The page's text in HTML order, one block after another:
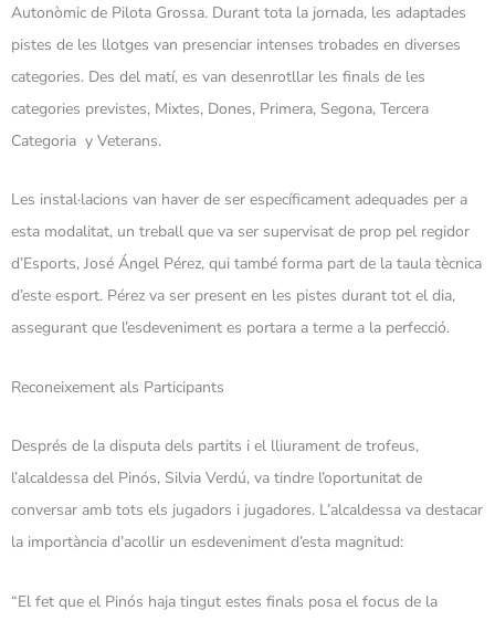
Autonòmic de Pilota Grossa. Durant tota la jornada, les adaptades
pistes de les llotges van presenciar intenses trobades en diverses
categories. Des del matí, es van desenrotllar les finals de les
categories previstes, Mixtes, Dones, Primera, Segona, Tercera
Categoria y Veterans.
Les instal·lacions van haver de ser específicament adequades per a
esta modalitat, un treball que va ser supervisat de prop pel regidor
d’Esports, José Ángel Pérez, qui també forma part de la taula tècnica
d’este esport. Pérez va ser present en les pistes durant tot el dia,
assegurant que l’esdeveniment es portara a terme a la perfecció.
Reconeixement als Participants
Després de la disputa dels partits i el lliurament de trofeus,
l’alcaldessa del Pinós, Silvia Verdú, va tindre l’oportunitat de
conversar amb tots els jugadors i jugadores. L’alcaldessa va destacar
la importància d’acollir un esdeveniment d’esta magnitud:
“El fet que el Pinós haja tingut estes finals posa el focus de la